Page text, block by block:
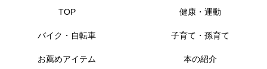
TOP 健康・運動
バイク・自転車 子育て・孫育て
お薦めアイテム 本の紹介